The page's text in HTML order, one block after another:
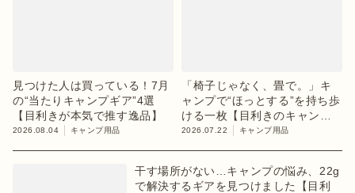
見つけた人は買っている！7月
の“当たりキャンプギア”4選
【目利きが本気で推す逸品】
2026.08.04 キャンプ用品
「椅子じゃなく、畳で。」キ
ャンプで“ほっとする”を持ち歩
ける一枚【目利きのキャンプ
ギア】
2026.07.22 キャンプ用品
干す場所がない…キャンプの悩み、22g
で解決するギアを見つけました【目利